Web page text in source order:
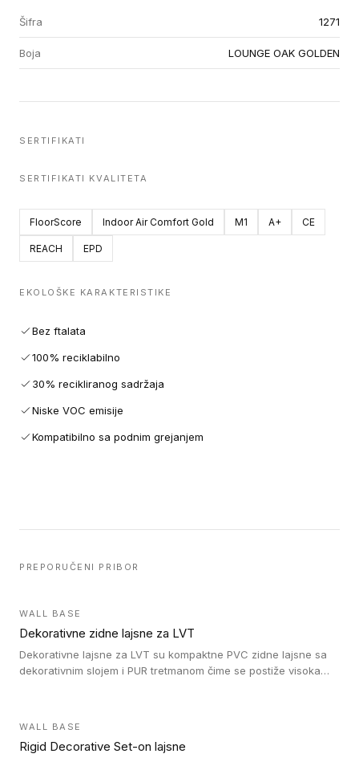
Šifra 1271
Boja LOUNGE OAK GOLDEN
SERTIFIKATI
SERTIFIKATI KVALITETA
FloorScore Indoor Air Comfort Gold M1 A+ CE
REACH EPD
EKOLOŠKE KARAKTERISTIKE
Bez ftalata
100% reciklabilno
30% recikliranog sadržaja
Niske VOC emisije
Kompatibilno sa podnim grejanjem
PREPORUČENI PRIBOR
WALL BASE
Dekorativne zidne lajsne za LVT
Dekorativne lajsne za LVT su kompaktne PVC zidne lajsne sa
dekorativnim slojem i PUR tretmanom čime se postiže visoka
WALL BASE
Rigid Decorative Set-on lajsne